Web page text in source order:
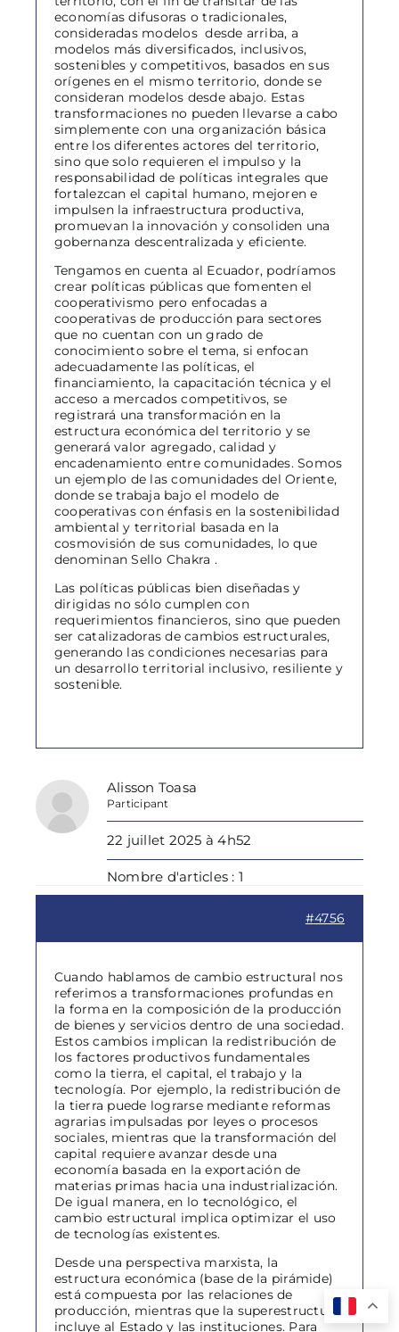
economías difusoras o tradicionales,
consideradas modelos desde arriba, a
modelos más diversificados, inclusivos,
sostenibles y competitivos, basados en sus
orígenes en el mismo territorio, donde se
consideran modelos desde abajo. Estas
transformaciones no pueden llevarse a cabo
simplemente con una organización básica
entre los diferentes actores del territorio,
sino que solo requieren el impulso y la
responsabilidad de políticas integrales que
fortalezcan el capital humano, mejoren e
impulsen la infraestructura productiva,
promuevan la innovación y consoliden una
gobernanza descentralizada y eficiente.
Tengamos en cuenta al Ecuador, podríamos
crear políticas públicas que fomenten el
cooperativismo pero enfocadas a
cooperativas de producción para sectores
que no cuentan con un grado de
conocimiento sobre el tema, si enfocan
adecuadamente las políticas, el
financiamiento, la capacitación técnica y el
acceso a mercados competitivos, se
registrará una transformación en la
estructura económica del territorio y se
generará valor agregado, calidad y
encadenamiento entre comunidades. Somos
un ejemplo de las comunidades del Oriente,
donde se trabaja bajo el modelo de
cooperativas con énfasis en la sostenibilidad
ambiental y territorial basada en la
cosmovisión de sus comunidades, lo que
denominan Sello Chakra .
Las políticas públicas bien diseñadas y
dirigidas no sólo cumplen con
requerimientos financieros, sino que pueden
ser catalizadoras de cambios estructurales,
generando las condiciones necesarias para
un desarrollo territorial inclusivo, resiliente y
sostenible.
Alisson Toasa
Participant
22 juillet 2025 à 4h52
Nombre d'articles : 1
#4756
Cuando hablamos de cambio estructural nos
referimos a transformaciones profundas en
la forma en la composición de la producción
de bienes y servicios dentro de una sociedad.
Estos cambios implican la redistribución de
los factores productivos fundamentales
como la tierra, el capital, el trabajo y la
tecnología. Por ejemplo, la redistribución de
la tierra puede lograrse mediante reformas
agrarias impulsadas por leyes o procesos
sociales, mientras que la transformación del
capital requiere avanzar desde una
economía basada en la exportación de
materias primas hacia una industrialización.
De igual manera, en lo tecnológico, el
cambio estructural implica optimizar el uso
de tecnologías existentes.
Desde una perspectiva marxista, la
estructura económica (base de la pirámide)
está compuesta por las relaciones de
producción, mientras que la superestructura
incluye al Estado y las instituciones. Para